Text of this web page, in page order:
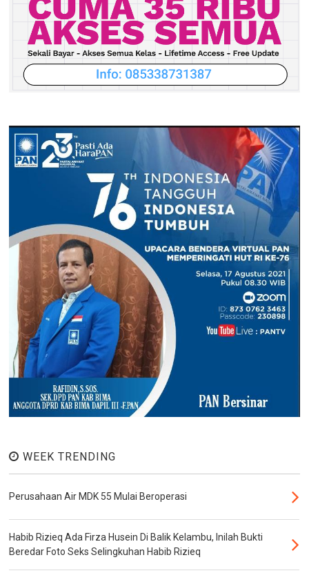
WEEK TRENDING
Perusahaan Air MDK 55 Mulai Beroperasi
Habib Rizieq Ada Firza Husein Di Balik Kelambu, Inilah Bukti
Beredar Foto Seks Selingkuhan Habib Rizieq